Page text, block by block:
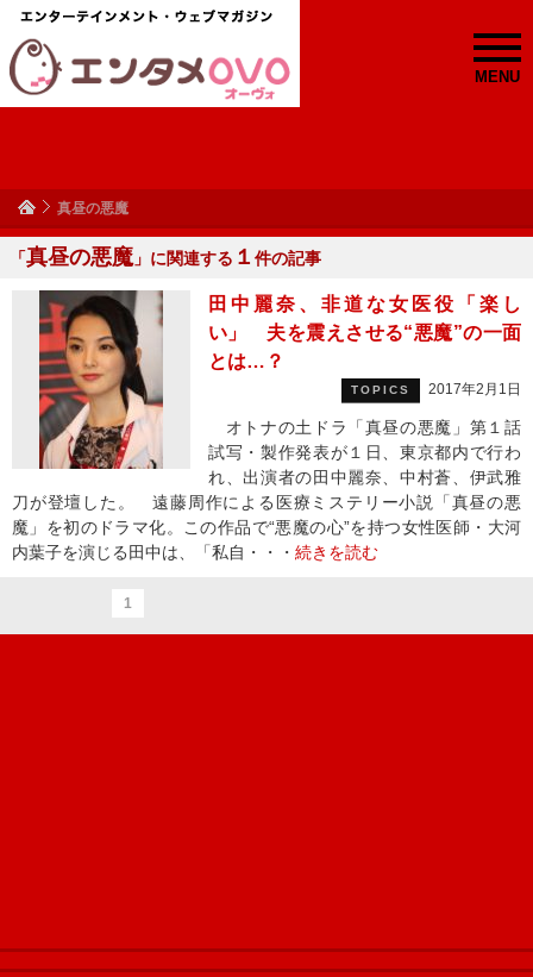
MENU
真昼の悪魔
「真昼の悪魔 」に関連する １ 件の記事
田中麗奈、非道な女医役「楽し
い」 夫を震えさせる“悪魔”の一面
とは…？
TOPICS 2017年2月1日
オトナの土ドラ「真昼の悪魔」第１話
試写・製作発表が１日、東京都内で行わ
れ、出演者の田中麗奈、中村蒼、伊武雅
刀が登壇した。 遠藤周作による医療ミステリー小説「真昼の悪
魔」を初のドラマ化。この作品で“悪魔の心”を持つ女性医師・大河
内葉子を演じる田中は、「私自・・・ 続きを読む
1